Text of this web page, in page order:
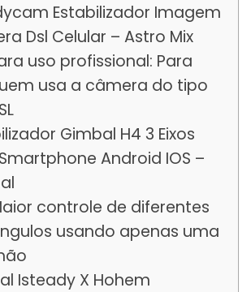
Estabilizador Imagem
Dsl Celular – Astro Mix
uso profissional: Para
usa a câmera do tipo
Gimbal H4 3 Eixos
Android IOS –
controle de diferentes
usando apenas uma
Isteady X Hohem